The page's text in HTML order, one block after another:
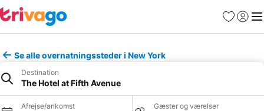
Favoritter
Log ind
Se alle overnatningssteder i New York
Destination
The Hotel at Fifth Avenue
Afrejse/ankomst Gæster og værelser